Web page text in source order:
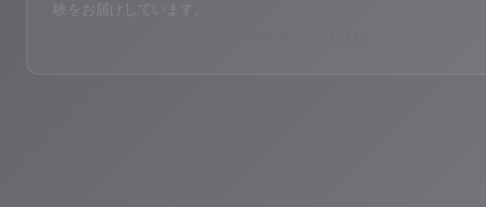
験をお届けしています。